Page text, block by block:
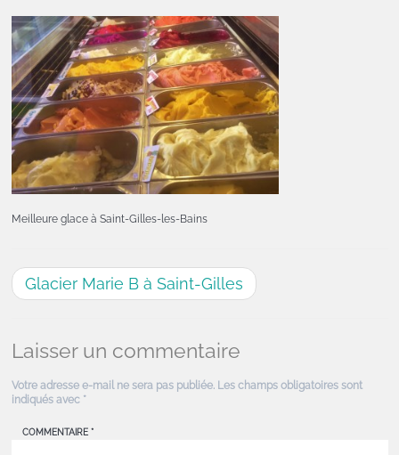
Meilleure glace à Saint-Gilles-les-Bains
Glacier Marie B à Saint-Gilles
Laisser un commentaire
Votre adresse e-mail ne sera pas publiée. Les champs obligatoires sont
indiqués avec *
COMMENTAIRE *